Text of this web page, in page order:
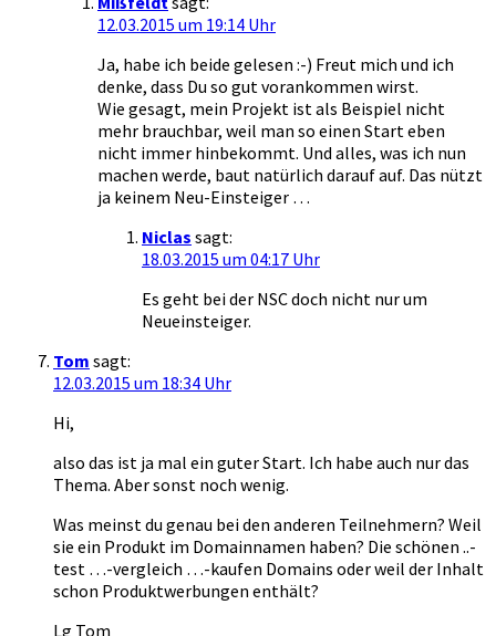
12.03.2015 um 19:14 Uhr
Ja, habe ich beide gelesen :-) Freut mich und ich
denke, dass Du so gut vorankommen wirst.
Wie gesagt, mein Projekt ist als Beispiel nicht
mehr brauchbar, weil man so einen Start eben
nicht immer hinbekommt. Und alles, was ich nun
machen werde, baut natürlich darauf auf. Das nützt
ja keinem Neu-Einsteiger …
Niclas sagt:
18.03.2015 um 04:17 Uhr
Es geht bei der NSC doch nicht nur um
Neueinsteiger.
Tom sagt:
12.03.2015 um 18:34 Uhr
Hi,
also das ist ja mal ein guter Start. Ich habe auch nur das
Thema. Aber sonst noch wenig.
Was meinst du genau bei den anderen Teilnehmern? Weil
sie ein Produkt im Domainnamen haben? Die schönen ..-
test …-vergleich …-kaufen Domains oder weil der Inhalt
schon Produktwerbungen enthält?
Lg Tom